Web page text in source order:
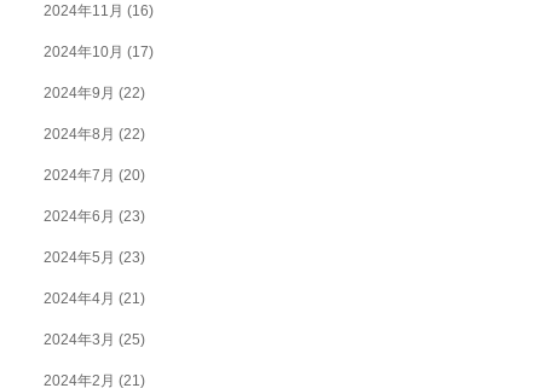
2024年11月 (16)
2024年10月 (17)
2024年9月 (22)
2024年8月 (22)
2024年7月 (20)
2024年6月 (23)
2024年5月 (23)
2024年4月 (21)
2024年3月 (25)
2024年2月 (21)